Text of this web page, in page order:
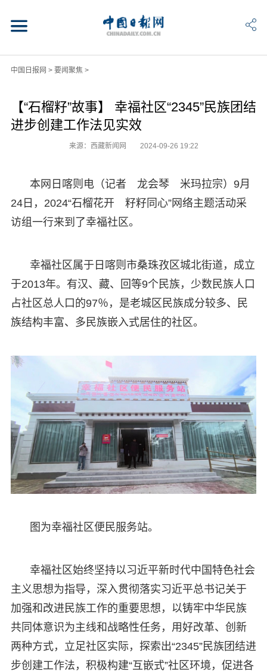
中国日报网 > 要闻聚焦 >
【“石榴籽”故事】 幸福社区“2345”民族团结
进步创建工作法见实效
来源：西藏新闻网 2024-09-26 19:22
本网日喀则电（记者 龙会琴 米玛拉宗）9月
24日，2024“石榴花开 籽籽同心”网络主题活动采
访组一行来到了幸福社区。
幸福社区属于日喀则市桑珠孜区城北街道，成立
于2013年。有汉、藏、回等9个民族，少数民族人口
占社区总人口的97％，是老城区民族成分较多、民
族结构丰富、多民族嵌入式居住的社区。
图为幸福社区便民服务站。
幸福社区始终坚持以习近平新时代中国特色社会
主义思想为指导，深入贯彻落实习近平总书记关于
加强和改进民族工作的重要思想，以铸牢中华民族
共同体意识为主线和战略性任务，用好改革、创新
两种方式，立足社区实际，探索出“2345”民族团结进
步创建工作法，积极构建“互嵌式”社区环境，促进各